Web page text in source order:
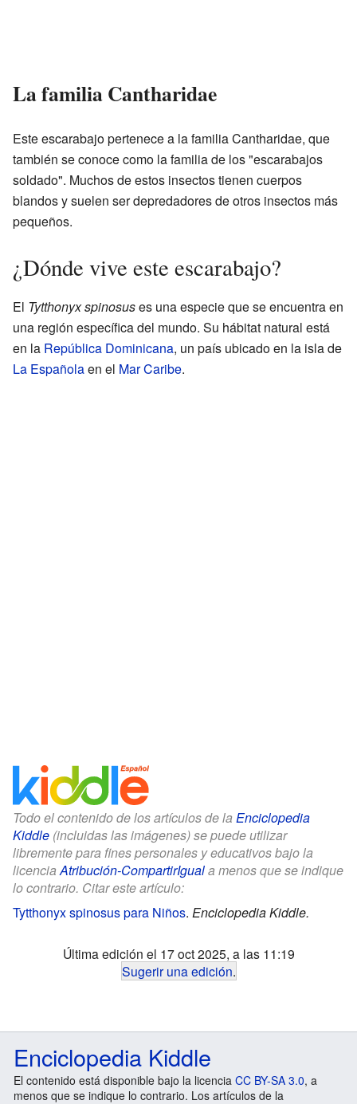
La familia Cantharidae
Este escarabajo pertenece a la familia Cantharidae, que
también se conoce como la familia de los "escarabajos
soldado". Muchos de estos insectos tienen cuerpos
blandos y suelen ser depredadores de otros insectos más
pequeños.
¿Dónde vive este escarabajo?
El Tytthonyx spinosuses una especie que se encuentra en
una región específica del mundo. Su hábitat natural está
en la República Dominicana, un país ubicado en la isla de
La Españolaen el Mar Caribe.
Todo el contenido de los artículos de la Enciclopedia
Kiddle (incluidas las imágenes) se puede utilizar
libremente para fines personales y educativos bajo la
licenciaAtribución-CompartirIguala menos que se indique
lo contrario. Citar este artículo:
Tytthonyx spinosus para Niños. Enciclopedia Kiddle.
Última edición el 17 oct 2025, a las 11:19
Sugerir una edición.
Enciclopedia Kiddle
El contenido está disponible bajo la licencia CC BY-SA 3.0, a
menos que se indique lo contrario. Los artículos de la